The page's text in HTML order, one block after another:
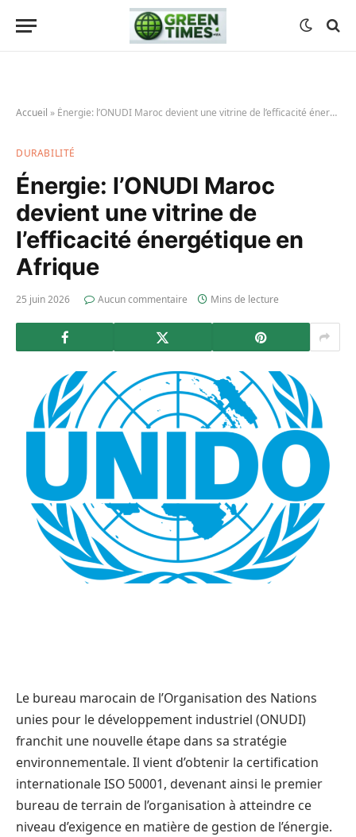
Accueil » Énergie: l’ONUDI Maroc devient une vitrine de l’efficacité énergétique en Afrique
DURABILITÉ
Énergie: l’ONUDI Maroc
devient une vitrine de
l’efficacité énergétique en
Afrique
25 juin 2026 Aucun commentaire Mins de lecture
Le bureau marocain de l’Organisation des Nations
unies pour le développement industriel (ONUDI)
franchit une nouvelle étape dans sa stratégie
environnementale. Il vient d’obtenir la certification
internationale ISO 50001, devenant ainsi le premier
bureau de terrain de l’organisation à atteindre ce
niveau d’exigence en matière de gestion de l’énergie.